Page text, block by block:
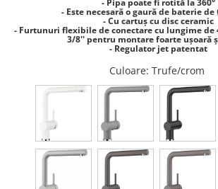
- Pipa poate fi rotită la 360°
- Este necesară o gaură de baterie
- Cu cartuș cu disc ceramic
- Furtunuri flexibile de conectare cu lungime de
3/8'' pentru montare foarte ușoară
- Regulator jet patentat
Culoare: Trufe/crom